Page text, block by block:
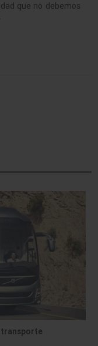
que no debemos
transporte